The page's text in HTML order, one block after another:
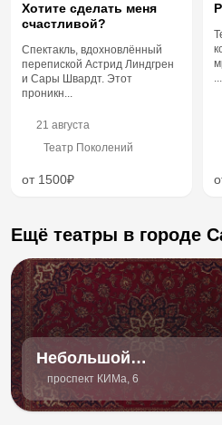
Хотите сделать меня
счастливой?
Спектакль, вдохновлённый
перепиской Астрид Линдгрен
и Сары Швардт. Этот
проникн...
21 августа
Театр Поколений
от 1500₽
...
Ещё театры в городе
Небольшой
драматический театр
проспект КИМа, 6